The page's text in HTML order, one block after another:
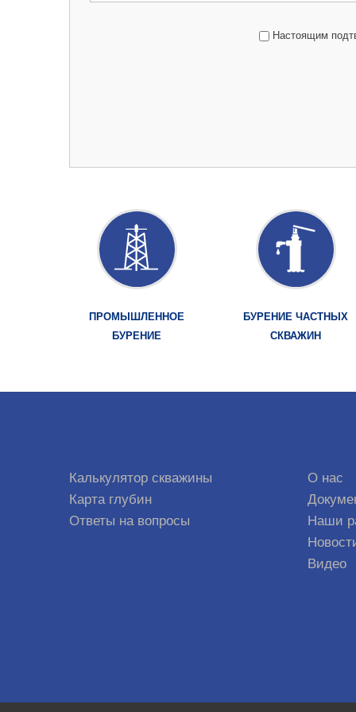
Настоящим
ПРОМЫШЛЕННОЕ
БУРЕНИЕ
БУРЕНИЕ ЧАСТНЫХ
СКВАЖИН
Калькулятор скважины
Карта глубин
Ответы на вопросы
О нас
Наши
Видео